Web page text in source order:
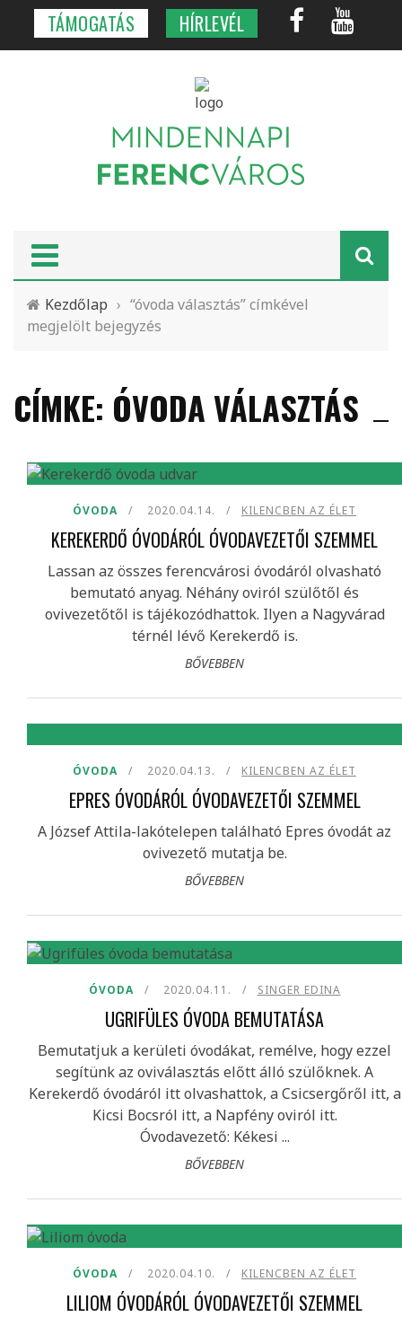
TÁMOGATÁS HÍRLEVÉL
Kezdőlap › “óvoda választás” címkével
megjelölt bejegyzés
CÍMKE: ÓVODA VÁLASZTÁS
ÓVODA 2020.04.14. KILENCBEN AZ ÉLET
KEREKERDŐ ÓVODÁRÓL ÓVODAVEZETŐI SZEMMEL
Lassan az összes ferencvárosi óvodáról olvasható
bemutató anyag. Néhány oviról szülőtől és
ovivezetőtől is tájékozódhattok. Ilyen a Nagyvárad
térnél lévő Kerekerdő is.
BŐVEBBEN
ÓVODA 2020.04.13. KILENCBEN AZ ÉLET
EPRES ÓVODÁRÓL ÓVODAVEZETŐI SZEMMEL
A József Attila-lakótelepen található Epres óvodát az
ovivezető mutatja be.
BŐVEBBEN
ÓVODA 2020.04.11. SINGER EDINA
UGRIFÜLES ÓVODA BEMUTATÁSA
Bemutatjuk a kerületi óvodákat, remélve, hogy ezzel
segítünk az oviválasztás előtt álló szülőknek. A
Kerekerdő óvodáról itt olvashattok, a Csicsergőről itt, a
Kicsi Bocsról itt, a Napfény oviról itt.
Óvodavezető: Kékesi ...
BŐVEBBEN
ÓVODA 2020.04.10. KILENCBEN AZ ÉLET
LILIOM ÓVODÁRÓL ÓVODAVEZETŐI SZEMMEL